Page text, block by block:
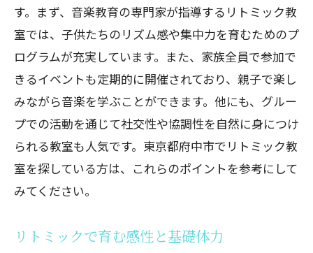
す。まず、音楽教育の専門家が指導するリトミック教
室では、子供たちのリズム感や集中力を育むためのプ
ログラムが充実しています。また、家族全員で参加で
きるイベントも定期的に開催されており、親子で楽し
みながら音楽を学ぶことができます。他にも、グルー
プでの活動を通じて社交性や協調性を自然に身につけ
られる教室も人気です。東京都府中市でリトミック教
室を探している方は、これらのポイントを参考にして
みてください。
リトミックで育む感性と基礎体力